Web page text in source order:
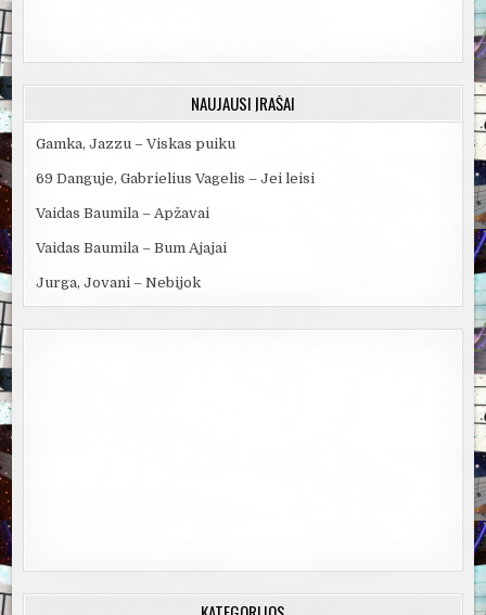
NAUJAUSI ĮRAŠAI
Gamka, Jazzu – Viskas puiku
69 Danguje, Gabrielius Vagelis – Jei leisi
Vaidas Baumila – Apžavai
Vaidas Baumila – Bum Ajajai
Jurga, Jovani – Nebijok